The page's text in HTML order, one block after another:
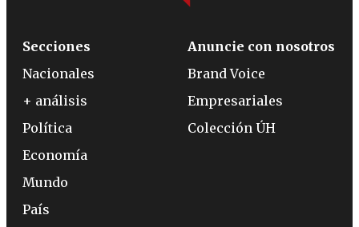
Secciones
Nacionales
+ análisis
Política
Economía
Mundo
País
Anuncie con nosotros
Brand Voice
Empresariales
Colección ÚH